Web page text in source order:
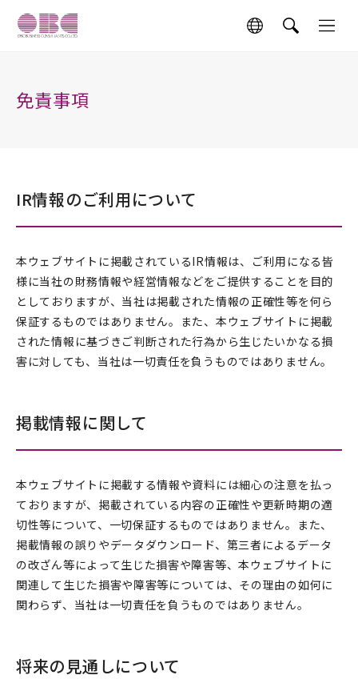
免責事項
IR情報のご利用について
本ウェブサイトに掲載されているIR情報は、ご利用になる皆
様に当社の財務情報や経営情報などをご提供することを目的
としておりますが、当社は掲載された情報の正確性等を何ら
保証するものではありません。また、本ウェブサイトに掲載
された情報に基づきご判断された行為から生じたいかなる損
害に対しても、当社は一切責任を負うものではありません。
掲載情報に関して
本ウェブサイトに掲載する情報や資料には細心の注意を払っ
ておりますが、掲載されている内容の正確性や更新時期の適
切性等について、一切保証するものではありません。また、
掲載情報の誤りやデータダウンロード、第三者によるデータ
の改ざん等によって生じた損害や障害等、本ウェブサイトに
関連して生じた損害や障害等については、その理由の如何に
関わらず、当社は一切責任を負うものではありません。
将来の見通しについて